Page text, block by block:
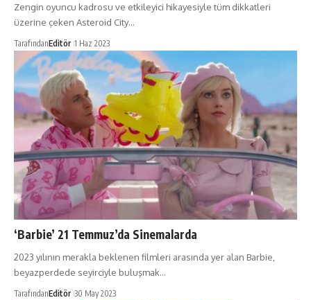
Zengin oyuncu kadrosu ve etkileyici hikayesiyle tüm dikkatleri
üzerine çeken Asteroid City…
TarafındanEditör 1 Haz 2023
‘Barbie’ 21 Temmuz’da Sinemalarda
2023 yılının merakla beklenen filmleri arasında yer alan Barbie,
beyazperdede seyirciyle buluşmak…
TarafındanEditör 30 May 2023